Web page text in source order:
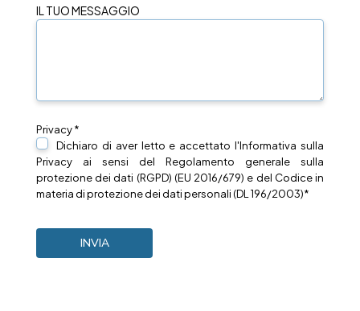
IL TUO MESSAGGIO
Privacy *
Dichiaro di aver letto e accettato l'Informativa sulla
Privacy ai sensi del Regolamento generale sulla
protezione dei dati (RGPD) (EU 2016/679) e del Codice in
materia di protezione dei dati personali (DL 196/2003)*